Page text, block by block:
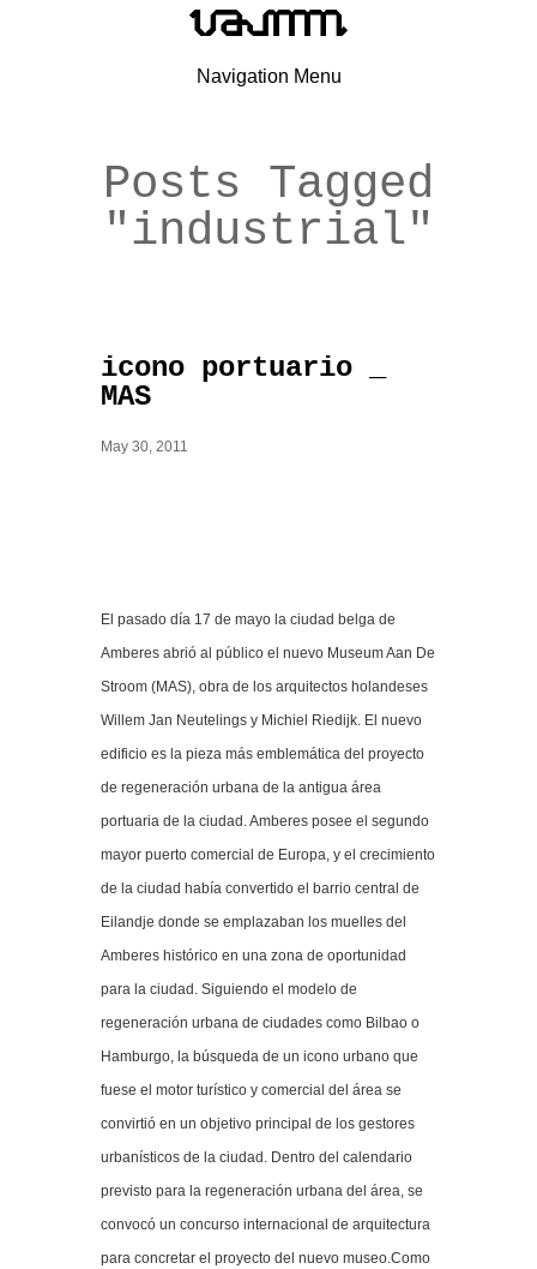
Navigation Menu
Posts Tagged
"industrial"
icono portuario _
MAS
May 30, 2011
El pasado día 17 de mayo la ciudad belga de
Amberes abrió al público el nuevo Museum Aan De
Stroom (MAS), obra de los arquitectos holandeses
Willem Jan Neutelings y Michiel Riedijk. El nuevo
edificio es la pieza más emblemática del proyecto
de regeneración urbana de la antigua área
portuaria de la ciudad. Amberes posee el segundo
mayor puerto comercial de Europa, y el crecimiento
de la ciudad había convertido el barrio central de
Eilandje donde se emplazaban los muelles del
Amberes histórico en una zona de oportunidad
para la ciudad. Siguiendo el modelo de
regeneración urbana de ciudades como Bilbao o
Hamburgo, la búsqueda de un icono urbano que
fuese el motor turístico y comercial del área se
convirtió en un objetivo principal de los gestores
urbanísticos de la ciudad. Dentro del calendario
previsto para la regeneración urbana del área, se
convocó un concurso internacional de arquitectura
para concretar el proyecto del nuevo museo.Como